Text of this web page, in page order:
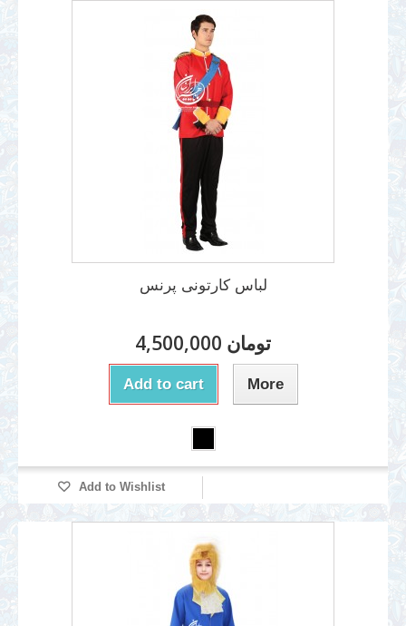
لباس کارتونی پرنس
4,500,000 تومان
Add to cart More
Add to Wishlist